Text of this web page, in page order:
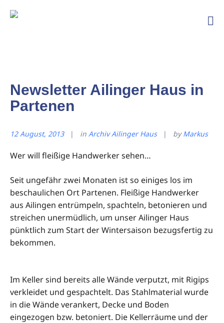
Newsletter Ailinger Haus in
Partenen
12 August, 2013 in Archiv Ailinger Haus byMarkus
Wer will fleißige Handwerker sehen…
Seit ungefähr zwei Monaten ist so einiges los im
beschaulichen Ort Partenen. Fleißige Handwerker
aus Ailingen entrümpeln, spachteln, betonieren und
streichen unermüdlich, um unser Ailinger Haus
pünktlich zum Start der Wintersaison bezugsfertig zu
bekommen.
Im Keller sind bereits alle Wände verputzt, mit Rigips
verkleidet und gespachtelt. Das Stahlmaterial wurde
in die Wände verankert, Decke und Boden
eingezogen bzw. betoniert. Die Kellerräume und der